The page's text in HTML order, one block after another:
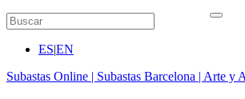
ES|EN
Subastas Online | Subastas Barcelona | Arte y